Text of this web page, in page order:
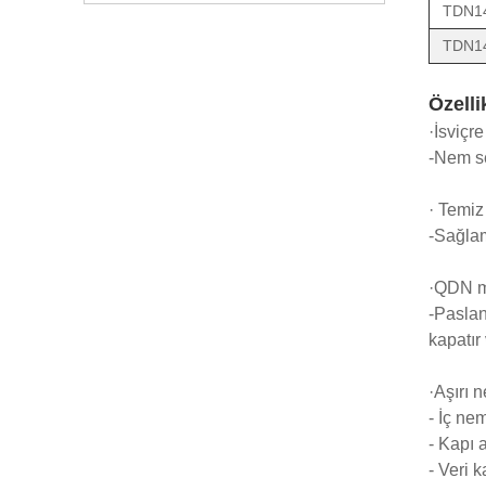
-Nem
·
-
·QDN
-
·Aşırı
- İç
- Kapı
- Veri